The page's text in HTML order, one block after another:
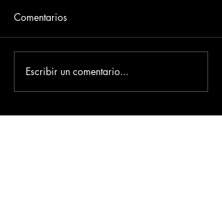
Comentarios
Escribir un comentario...